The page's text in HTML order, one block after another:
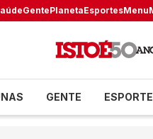
GentePlanetaEsportesMenu
GENTE